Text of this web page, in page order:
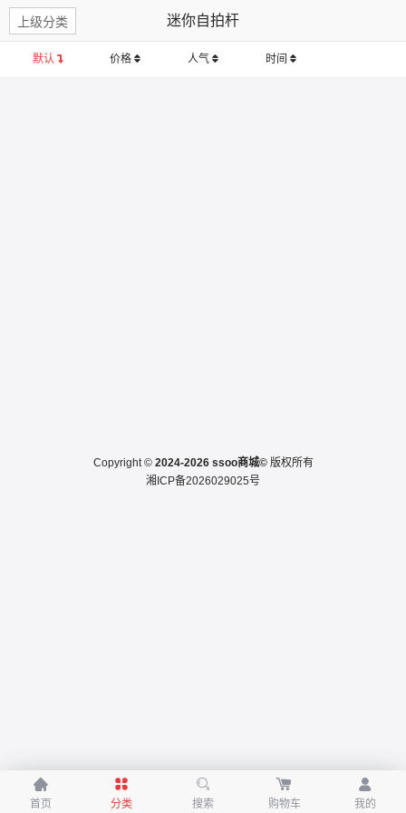
上级分类 迷你自拍杆
默认 价格 人气 时间

首页

分类

搜索

购物车

我的
Copyright © 2024-2026 ssoo商城©版权所有
湘ICP备2026029025号